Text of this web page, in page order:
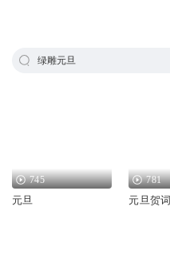
绿雕元旦
745
元旦
781
元旦贺词